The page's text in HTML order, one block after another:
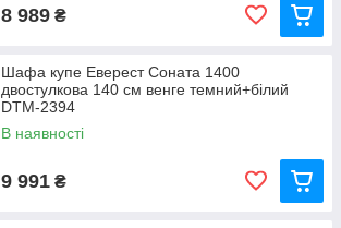
8 989 ₴
Шафа купе Еверест Соната 1400
двостулкова 140 см венге темний+білий
DTM-2394
В наявності
9 991 ₴